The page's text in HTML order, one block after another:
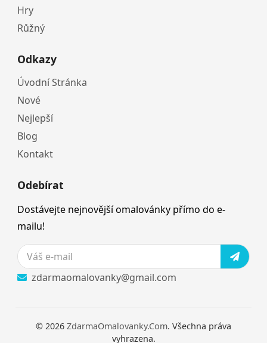
Hry
Růžný
Odkazy
Úvodní Stránka
Nové
Nejlepší
Blog
Kontakt
Odebírat
Dostávejte nejnovější omalovánky přímo do e-
mailu!
zdarmaomalovanky@gmail.com
© 2026 ZdarmaOmalovanky.Com. Všechna práva
vyhrazena.